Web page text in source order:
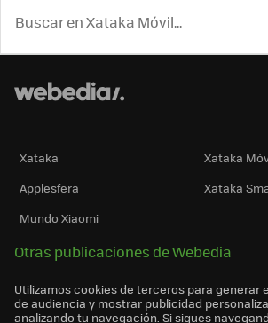
Xataka
Xataka
Applesfera
Xataka
Mundo Xiaomi
Otras publicaciones de Webedia
Utilizamos cookies de terceros para generar
de audiencia y mostrar publicidad
analizando tu navegación. Si sigues